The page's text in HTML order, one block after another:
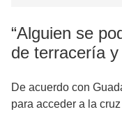
“Alguien se
de terracería
De acuerdo con
para acceder a la cruz